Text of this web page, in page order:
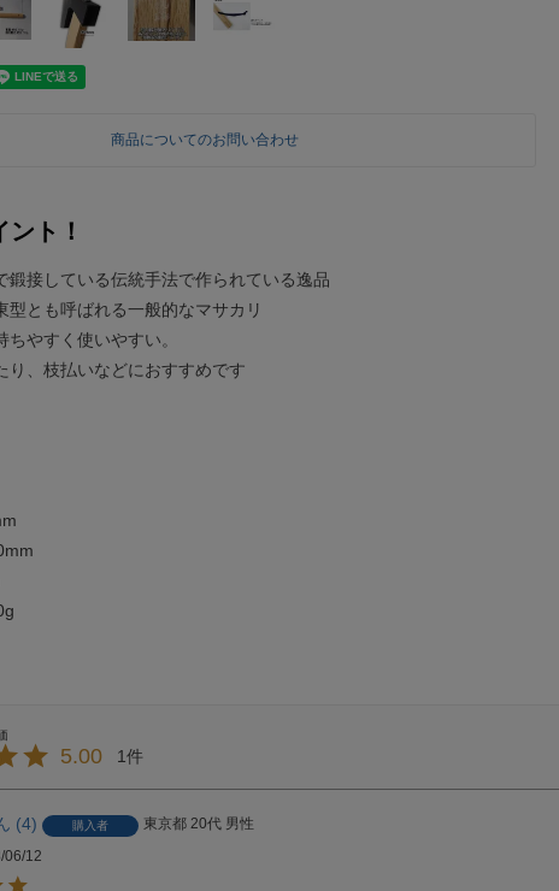
商品についてのお問い合わせ
ト！
鍛接している伝統手法で作られている逸品
型とも呼ばれる一般的なマサカリ
ちやすく使いやすい。
り、枝払いなどにおすすめです
5.00 1
4 購入者 東京都 20代 男性
06/12